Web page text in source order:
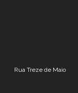
Rua Treze de Maio